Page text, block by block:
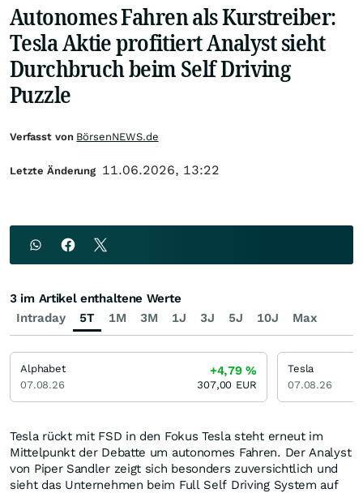
Autonomes Fahren als Kurstreiber:
Tesla Aktie profitiert Analyst sieht
Durchbruch beim Self Driving
Puzzle
Tesla rückt mit FSD in den Fokus Tesla steht erneut im
Mittelpunkt der Debatte um autonomes Fahren. Der Analyst
von Piper Sandler zeigt sich besonders zuversichtlich und
sieht das Unternehmen beim Full Self Driving System auf
Verfasst von BörsenNEWS.de
Letzte Änderung 11.06.2026, 13:22
Intraday 5T 1M 3M 1J 3J 5J 10J Max
3 im Artikel enthaltene Werte
Alphabet
07.08.26
+4,79%
307,00 EUR
Tesla
07.08.26